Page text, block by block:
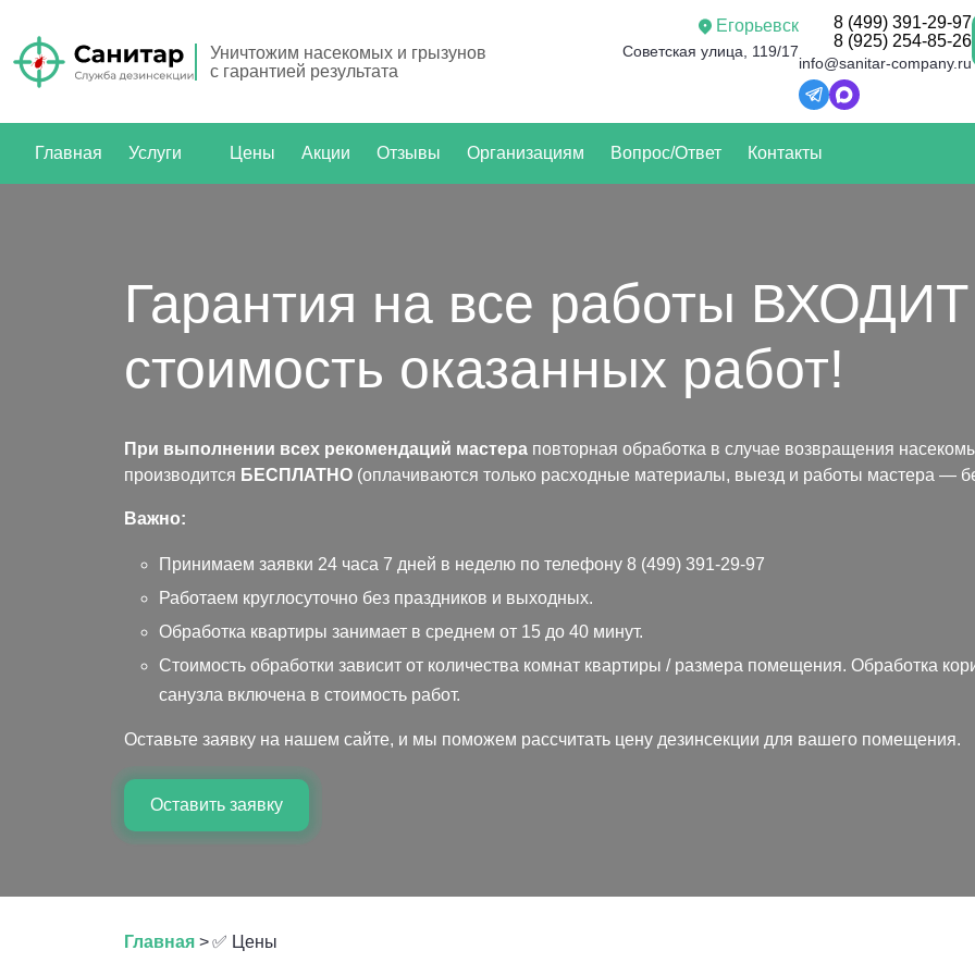
Уничтожим насекомых и грызунов
с гарантией результата
Егорьевск
Советская улица, 119/17
8 (499) 391-29-97
8 (925) 254-85-26
info@sanitar-company.ru
Главная Услуги Цены Акции Отзывы Организациям Вопрос/Ответ Контакты
Гарантия на все работы
стоимость оказанных работ!
При выполнении всех рекомендаций мастера повторная обработка в случае возвращения
производится БЕСПЛАТНО (оплачиваются только расходные материалы, выезд и работы мастера —
Важно:
Принимаем заявки 24 часа 7 дней в неделю по телефону 8 (499) 391-29-97
Работаем круглосуточно без праздников и выходных.
Обработка квартиры занимает в среднем от 15 до 40 минут.
Стоимость обработки зависит от количества комнат квартиры / размера помещения. Обработка
санузла включена в стоимость работ.
Оставьте заявку на нашем сайте, и мы поможем рассчитать цену дезинсекции для вашего помещения.
Оставить заявку
Главная >✅ Цены